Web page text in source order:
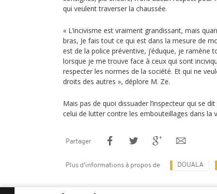
qui veulent traverser la chaussée.
« L’incivisme est vraiment grandissant, mais
bras, Je fais tout ce qui est dans la mesure de
est de la police préventive, j’éduque, je ramène
lorsque je me trouve face à ceux qui sont
respecter les normes de la société. Et qui ne
droits des autres », déplore M. Ze.
Mais pas de quoi dissuader l’inspecteur qui se
celui de lutter contre les embouteillages dans la
Partager
Plus d'informations à propos de DOUALA